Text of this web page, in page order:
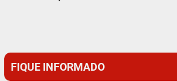
FIQUE INFORMADO